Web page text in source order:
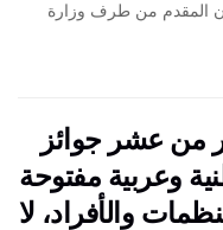
المقدم من طرف وزارة
من عشر جوائز
وعربية مفتوحة
والأفراد، لا